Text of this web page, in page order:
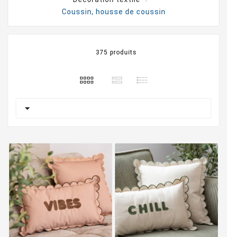
Coussin, housse de coussin
375 produits
